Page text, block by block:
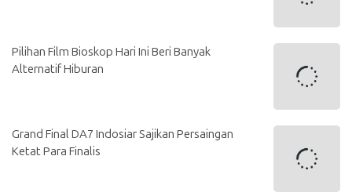
Pilihan Film Bioskop Hari Ini Beri Banyak
Alternatif Hiburan
Grand Final DA7 Indosiar Sajikan Persaingan
Ketat Para Finalis